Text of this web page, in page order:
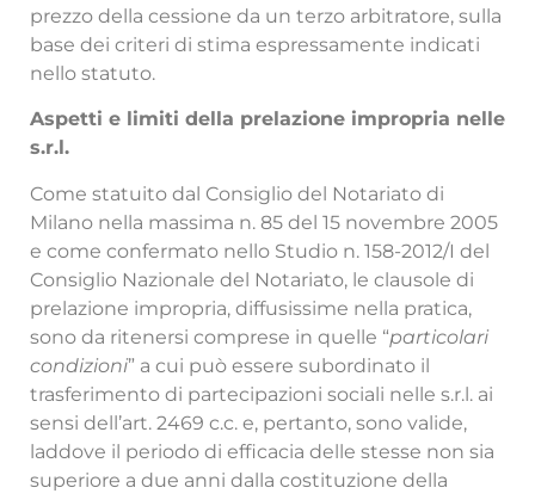
prezzo della cessione da un terzo arbitratore, sulla
base dei criteri di stima espressamente indicati
nello statuto.
Aspetti e limiti della prelazione impropria nelle
s.r.l.
Come statuito dal Consiglio del Notariato di
Milano nella massima n. 85 del 15 novembre 2005
e come confermato nello Studio n. 158-2012/I del
Consiglio Nazionale del Notariato, le clausole di
prelazione impropria, diffusissime nella pratica,
sono da ritenersi comprese in quelle “particolari
condizioni” a cui può essere subordinato il
trasferimento di partecipazioni sociali nelle s.r.l. ai
sensi dell’art. 2469 c.c. e, pertanto, sono valide,
laddove il periodo di efficacia delle stesse non sia
superiore a due anni dalla costituzione della